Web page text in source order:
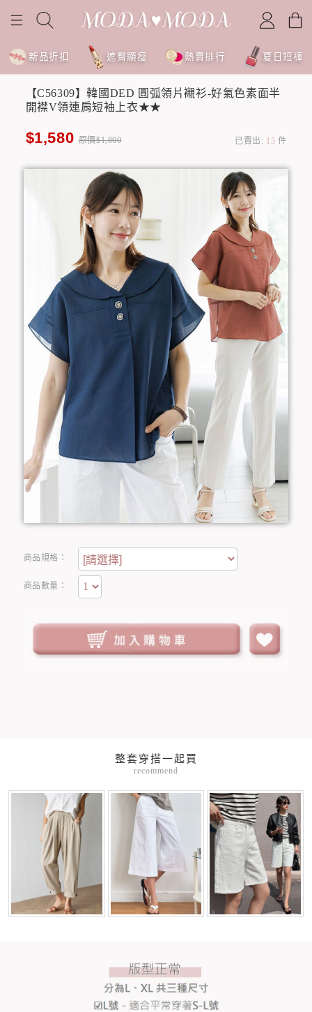
新品折扣 遮臀顯瘦 熱賣排行 夏日短褲
【C56309】韓國DED 圓弧領片襯衫-好氣色素面半
開襟V領連肩短袖上衣★★
$1,580 原價$1,800 已賣出: 15 件
商品規格：
商品數量：
整套穿搭一起買
recommend